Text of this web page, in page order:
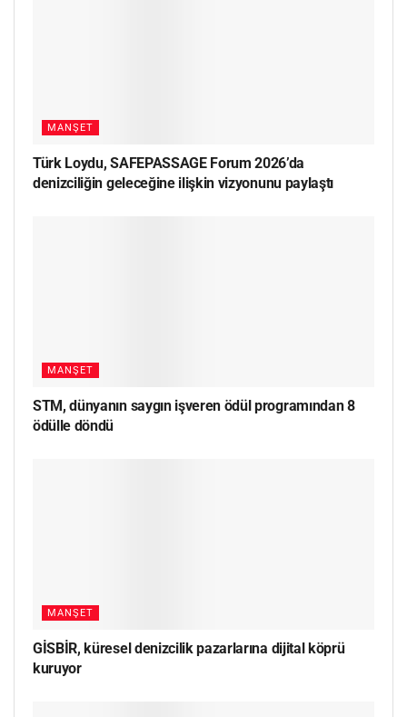
MANŞET
Türk Loydu, SAFEPASSAGE Forum 2026’da
denizciliğin geleceğine ilişkin vizyonunu paylaştı
MANŞET
STM, dünyanın saygın işveren ödül programından 8
ödülle döndü
MANŞET
GİSBİR, küresel denizcilik pazarlarına dijital köprü
kuruyor